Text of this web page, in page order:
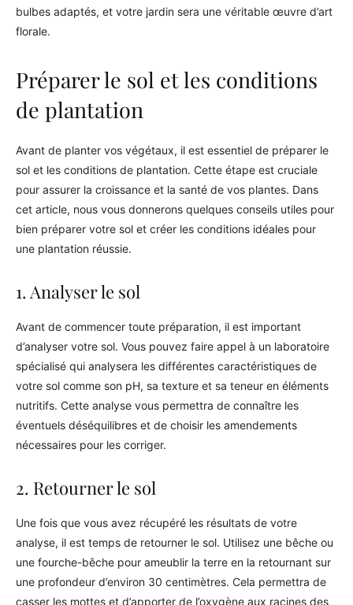
bulbes adaptés, et votre jardin sera une véritable œuvre d’art
florale.
Préparer le sol et les conditions
de plantation
Avant de planter vos végétaux, il est essentiel de préparer le
sol et les conditions de plantation. Cette étape est cruciale
pour assurer la croissance et la santé de vos plantes. Dans
cet article, nous vous donnerons quelques conseils utiles pour
bien préparer votre sol et créer les conditions idéales pour
une plantation réussie.
1. Analyser le sol
Avant de commencer toute préparation, il est important
d’analyser votre sol. Vous pouvez faire appel à un laboratoire
spécialisé qui analysera les différentes caractéristiques de
votre sol comme son pH, sa texture et sa teneur en éléments
nutritifs. Cette analyse vous permettra de connaître les
éventuels déséquilibres et de choisir les amendements
nécessaires pour les corriger.
2. Retourner le sol
Une fois que vous avez récupéré les résultats de votre
analyse, il est temps de retourner le sol. Utilisez une bêche ou
une fourche-bêche pour ameublir la terre en la retournant sur
une profondeur d’environ 30 centimètres. Cela permettra de
casser les mottes et d’apporter de l’oxygène aux racines des